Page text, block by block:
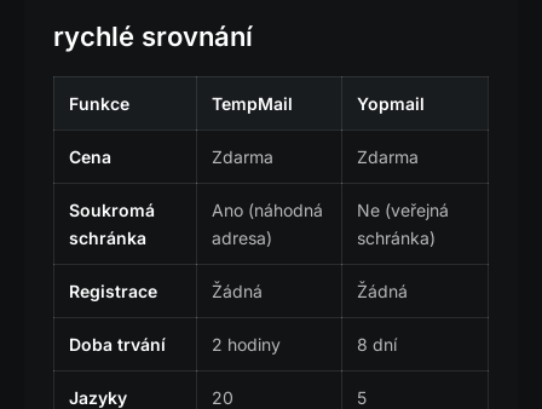
rychlé srovnání
Funkce TempMail Yopmail
Cena Zdarma Zdarma
Soukromá
schránka
Ano (náhodná
adresa)
Ne (veřejná
schránka)
Registrace Žádná Žádná
Doba trvání 2 hodiny 8 dní
Jazyky 20 5